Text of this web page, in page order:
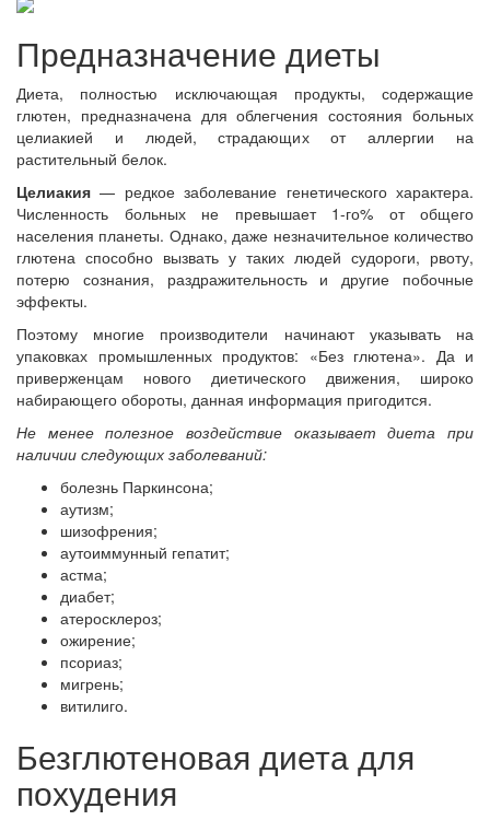
Предназначение диеты
Диета, полностью исключающая продукты, содержащие
глютен, предназначена для облегчения состояния больных
целиакией и людей, страдающих от аллергии на
растительный белок.
Целиакия — редкое заболевание генетического характера.
Численность больных не превышает 1-го% от общего
населения планеты. Однако, даже незначительное количество
глютена способно вызвать у таких людей судороги, рвоту,
потерю сознания, раздражительность и другие побочные
эффекты.
Поэтому многие производители начинают указывать на
упаковках промышленных продуктов: «Без глютена». Да и
приверженцам нового диетического движения, широко
набирающего обороты, данная информация пригодится.
Не менее полезное воздействие оказывает диета при
наличии следующих заболеваний:
болезнь Паркинсона;
аутизм;
шизофрения;
аутоиммунный гепатит;
астма;
диабет;
атеросклероз;
ожирение;
псориаз;
мигрень;
витилиго.
Безглютеновая диета для
похудения